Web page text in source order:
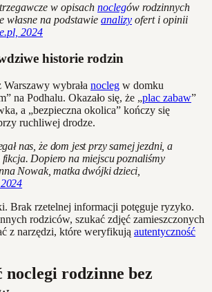
w opisach noclegów rodzinnych
własne na podstawie analizy ofert i opinii
2024
historie rodzin
wybrała nocleg w domku
na Podhalu. Okazało się, że „plac zabaw”
a „bezpieczna okolica” kończy się
ruchliwej drodze.
nas, że dom jest przy samej jezdni, a
Dopiero na miejscu poznaliśmy
Nowak, matka dwójki dzieci,
Brak rzetelnej informacji potęguje ryzyko.
rodziców, szukać zdjęć zamieszczonych
z narzędzi, które weryfikują autentyczność
noclegi rodzinne bez